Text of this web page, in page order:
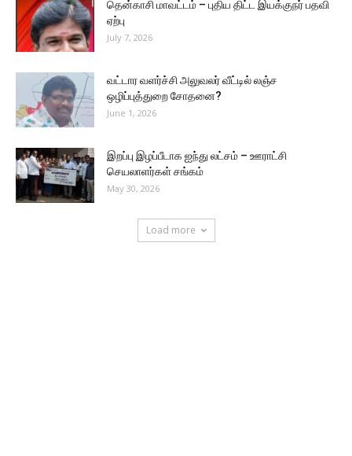
தென்காசி மாவட்டம் – புதிய திட்ட இயக்குநர் பதவி
ஏற்பு
July 7, 2026
வட்டார வளர்ச்சி அலுவலர் வீட்டில் லஞ்ச
ஒழிப்புத்துறை சோதனை?
June 1, 2026
இறப்பு இழப்பீடாக ஐந்து லட்சம் – ஊராட்சி
செயலாளர்கள் சங்கம்
May 30, 2026
Load more